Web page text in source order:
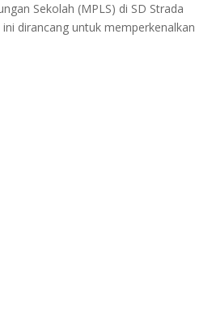
Sekolah (MPLS) di SD Strada
dirancang untuk memperkenalkan